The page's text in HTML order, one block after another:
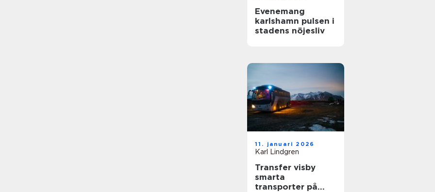
Evenemang
karlshamn pulsen i
stadens nöjesliv
11. januari 2026
Karl Lindgren
Transfer visby
smarta
transporter på